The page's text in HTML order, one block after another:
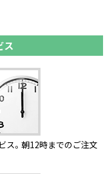
ス
ス。朝12時までのご注文